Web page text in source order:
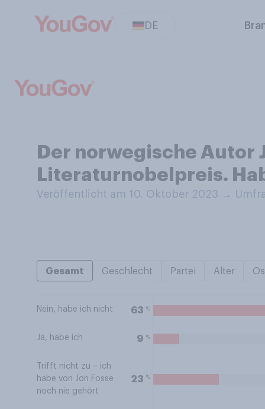
DE
Der norwegische Autor
Literaturnobelpreis.
Veröffentlicht am 10. Oktober 2023 →
Gesamt Geschlecht Partei Alter
Nein, habe ich nicht 63 %
Ja, habe ich 9 %
Trifft nicht zu – ich
habe von Jon Fosse
noch nie gehört
23 %